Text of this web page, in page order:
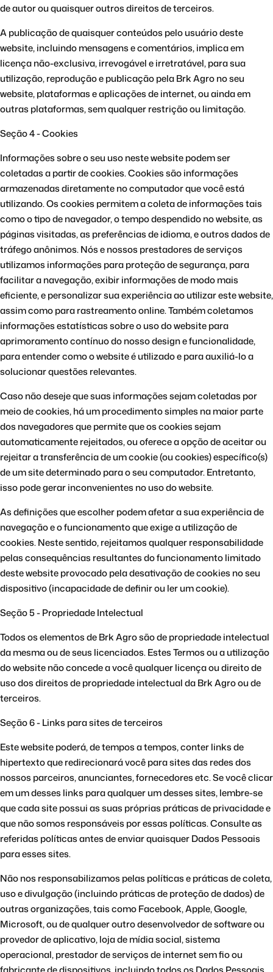
de autor ou quaisquer outros direitos de terceiros.
A publicação de quaisquer conteúdos pelo usuário deste
website, incluindo mensagens e comentários, implica em
licença não-exclusiva, irrevogável e irretratável, para sua
utilização, reprodução e publicação pela Brk Agro no seu
website, plataformas e aplicações de internet, ou ainda em
outras plataformas, sem qualquer restrição ou limitação.
Seção 4 - Cookies
Informações sobre o seu uso neste website podem ser
coletadas a partir de cookies. Cookies são informações
armazenadas diretamente no computador que você está
utilizando. Os cookies permitem a coleta de informações tais
como o tipo de navegador, o tempo despendido no website, as
páginas visitadas, as preferências de idioma, e outros dados de
tráfego anônimos. Nós e nossos prestadores de serviços
utilizamos informações para proteção de segurança, para
facilitar a navegação, exibir informações de modo mais
eficiente, e personalizar sua experiência ao utilizar este website,
assim como para rastreamento online. Também coletamos
informações estatísticas sobre o uso do website para
aprimoramento contínuo do nosso design e funcionalidade,
para entender como o website é utilizado e para auxiliá-lo a
solucionar questões relevantes.
Caso não deseje que suas informações sejam coletadas por
meio de cookies, há um procedimento simples na maior parte
dos navegadores que permite que os cookies sejam
automaticamente rejeitados, ou oferece a opção de aceitar ou
rejeitar a transferência de um cookie (ou cookies) específico(s)
de um site determinado para o seu computador. Entretanto,
isso pode gerar inconvenientes no uso do website.
As definições que escolher podem afetar a sua experiência de
navegação e o funcionamento que exige a utilização de
cookies. Neste sentido, rejeitamos qualquer responsabilidade
pelas consequências resultantes do funcionamento limitado
deste website provocado pela desativação de cookies no seu
dispositivo (incapacidade de definir ou ler um cookie).
Seção 5 - Propriedade Intelectual
Todos os elementos de Brk Agro são de propriedade intelectual
da mesma ou de seus licenciados. Estes Termos ou a utilização
do website não concede a você qualquer licença ou direito de
uso dos direitos de propriedade intelectual da Brk Agro ou de
terceiros.
Seção 6 - Links para sites de terceiros
Este website poderá, de tempos a tempos, conter links de
hipertexto que redirecionará você para sites das redes dos
nossos parceiros, anunciantes, fornecedores etc. Se você clicar
em um desses links para qualquer um desses sites, lembre-se
que cada site possui as suas próprias práticas de privacidade e
que não somos responsáveis por essas políticas. Consulte as
referidas políticas antes de enviar quaisquer Dados Pessoais
para esses sites.
Não nos responsabilizamos pelas políticas e práticas de coleta,
uso e divulgação (incluindo práticas de proteção de dados) de
outras organizações, tais como Facebook, Apple, Google,
Microsoft, ou de qualquer outro desenvolvedor de software ou
provedor de aplicativo, loja de mídia social, sistema
operacional, prestador de serviços de internet sem fio ou